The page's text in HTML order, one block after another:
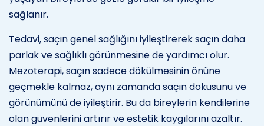
sağlanır.
Tedavi, saçın genel sağlığını iyileştirerek saçın daha
parlak ve sağlıklı görünmesine de yardımcı olur.
Mezoterapi, saçın sadece dökülmesinin önüne
geçmekle kalmaz, aynı zamanda saçın dokusunu ve
görünümünü de iyileştirir. Bu da bireylerin kendilerine
olan güvenlerini artırır ve estetik kaygılarını azaltır.